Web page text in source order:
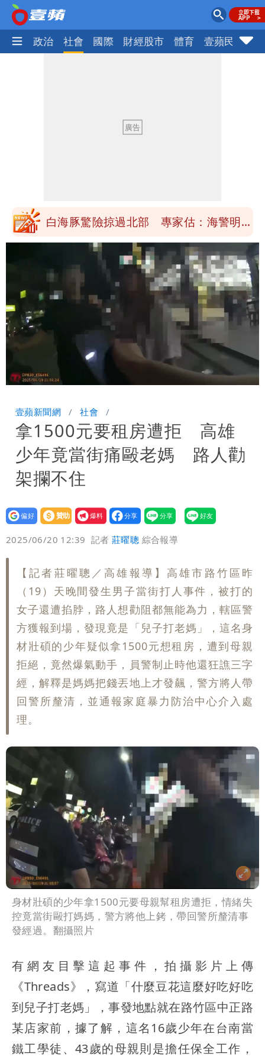
生活 政治 社會 國際 財經股市 體育 壹蘋民調
「終於能交代」 捐500萬獎學金延續愛
白海豚颱風逼近！鄭明典示警「恐遇黑潮
砸重金再買一整桌卡盒
白海豚驚險掠過北部 專家估：海警明發
布 陸警可能相對低
「楊承勳」名字終於公開！被害人父淚喊
「終於能交代」 捐500萬獎學金延續愛
白海豚颱風逼近！鄭明典示警「恐遇黑潮
變強」 路徑分歧藏警訊：不利強度維持
Unmute
100.00%
壹蘋新聞網 社會
拿1500元要租房遭拒 高雄
少年竟當街痛毆老媽 路人勸
架攔不住
設為
贊助
我要
爆料
2025/06/20 12:39 記者莊曜聰 綜合報導
【記者莊曜聰／高雄報導】高雄市路竹區昨
（19）天晚間發生男子當街打人事件，被打的
女子還遭掐脖，路人想勸阻都無能為力，轄區警
方獲報到場，發現竟是「兒子打老媽」，這名身
材壯碩的少年疑似拿1500元想租房，遭到母親
拒絕，竟然爆氣動手，員警制止時他還狂譙三字
經，解釋是媽媽把錢丟地上才發飆，警方將人帶
回警所釐清，並通報家庭暴力防治中心介入處
理。
身材壯碩的少年拿1500元要母親幫租房遭拒，情緒失
控竟當街毆打媽媽，警方將他上銬，帶回警所釐清事
發經過。翻攝照片
有網友目擊這起事件，拍攝影片上傳
《Threads》，寫道「什麼豆花這麼好吃好吃
到兒子打老媽」，事發地點就在路竹區中正路
某店家前，據了解，這名16歲少年在台南當
鐵工學徒、43歲的母親則是擔任保全工作，